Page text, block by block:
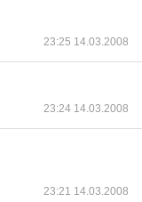
23:25 14.03.2008
23:24 14.03.2008
23:21 14.03.2008